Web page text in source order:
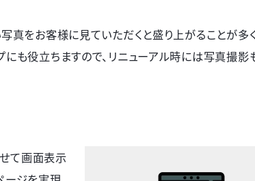
真をお客様に見ていただくと盛り上がることが多
も役立ちますので、リニューアル時には写真撮影
せて画面表示